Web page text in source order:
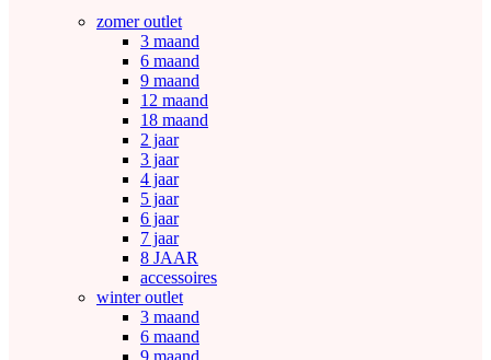
zomer outlet
3 maand
6 maand
9 maand
12 maand
18 maand
2 jaar
3 jaar
4 jaar
5 jaar
6 jaar
7 jaar
8 JAAR
accessoires
winter outlet
3 maand
6 maand
9 maand